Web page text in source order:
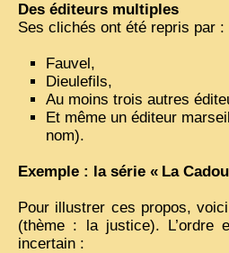
Des éditeurs multiples
Ses clichés ont été repris par :
Fauvel,
Dieulefils,
Au moins trois autres
Et même un éditeur
nom).
Exemple : la série « La
Pour illustrer ces propos,
(thème : la justice). L’ordre
incertain :